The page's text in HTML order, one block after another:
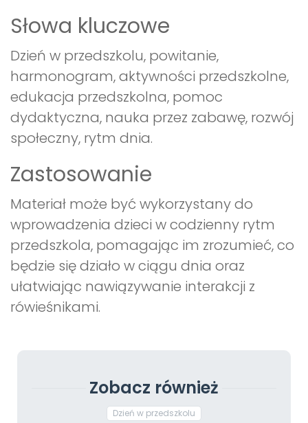
Słowa kluczowe
Dzień w przedszkolu, powitanie,
harmonogram, aktywności przedszkolne,
edukacja przedszkolna, pomoc
dydaktyczna, nauka przez zabawę, rozwój
społeczny, rytm dnia.
Zastosowanie
Materiał może być wykorzystany do
wprowadzenia dzieci w codzienny rytm
przedszkola, pomagając im zrozumieć, co
będzie się działo w ciągu dnia oraz
ułatwiając nawiązywanie interakcji z
rówieśnikami.
Zobacz również
Dzień w przedszkolu